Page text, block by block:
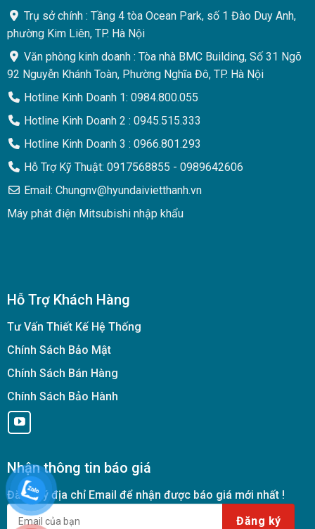
Trụ sở chính : Tầng 4 tòa Ocean Park, số 1 Đào Duy Anh,
phường Kim Liên, TP. Hà Nội
Văn phòng kinh doanh : Tòa nhà BMC Building, Số 31 Ngõ
92 Nguyễn Khánh Toàn, Phường Nghĩa Đô, TP. Hà Nội
Hotline Kinh Doanh 1: 0984.800.055
Hotline Kinh Doanh 2 : 0945.515.333
Hotline Kinh Doanh 3 : 0966.801.293
Hỗ Trợ Kỹ Thuật: 0917568855 - 0989642606
Email: Chungnv@hyundaivietthanh.vn
Máy phát điện Mitsubishi nhập khẩu
Hỗ Trợ Khách Hàng
Tư Vấn Thiết Kế Hệ Thống
Chính Sách Bảo Mật
Chính Sách Bán Hàng
Chính Sách Bảo Hành
Nhận thông tin báo giá
Đăng ký địa chỉ Email để nhận được báo giá mới nhất !